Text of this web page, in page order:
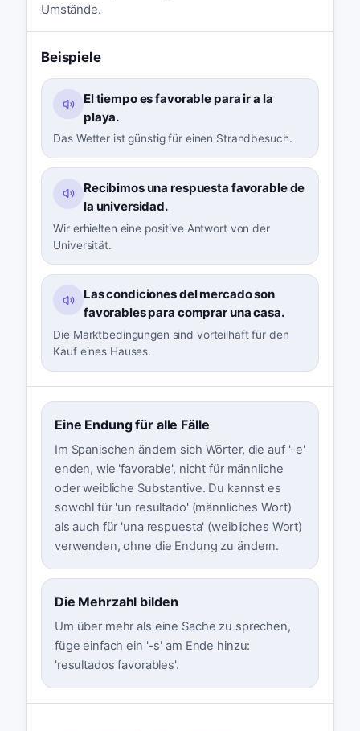
Umstände.
Beispiele
El tiempo es favorable para ir a la
playa.
Das Wetter ist günstig für einen Strandbesuch.
Recibimos una respuesta favorable de
la universidad.
Wir erhielten eine positive Antwort von der
Universität.
Las condiciones del mercado son
favorables para comprar una casa.
Die Marktbedingungen sind vorteilhaft für den
Kauf eines Hauses.
Eine Endung für alle Fälle
Im Spanischen ändern sich Wörter, die auf '-e'
enden, wie 'favorable', nicht für männliche
oder weibliche Substantive. Du kannst es
sowohl für 'un resultado' (männliches Wort)
als auch für 'una respuesta' (weibliches Wort)
verwenden, ohne die Endung zu ändern.
Die Mehrzahl bilden
Um über mehr als eine Sache zu sprechen,
füge einfach ein '-s' am Ende hinzu:
'resultados favorables'.